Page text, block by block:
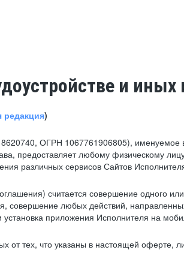
и иных
редакция)
ОГРН 1067761906805),
предоставляет любому физическому
различных сервисов Сайтов
считается совершение одного
любых действий,
приложения Исполнителя на
тех, что указаны в настоящей оферте,